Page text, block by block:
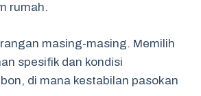
rumah.
masing-masing. Memilih
spesifik dan kondisi
di mana kestabilan pasokan